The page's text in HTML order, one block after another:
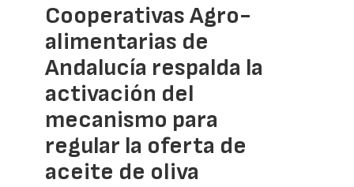
Cooperativas Agro-
alimentarias de
Andalucía respalda la
activación del
mecanismo para
regular la oferta de
aceite de oliva